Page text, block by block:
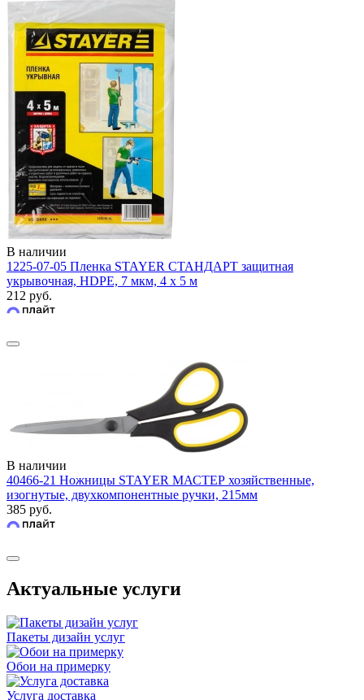
В наличии
1225-07-05 Пленка STAYER СТАНДАРТ защитная
укрывочная, HDPE, 7 мкм, 4 х 5 м
212 руб.
В наличии
40466-21 Ножницы STAYER МАСТЕР хозяйственные,
изогнутые, двухкомпонентные ручки, 215мм
385 руб.
Актуальные услуги
Пакеты дизайн услуг
Обои на примерку
Услуга доставка